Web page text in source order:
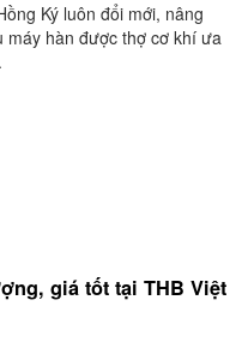
Ký luôn đổi mới, nâng
máy hàn được thợ cơ khí ưa
giá tốt tại THB Việt